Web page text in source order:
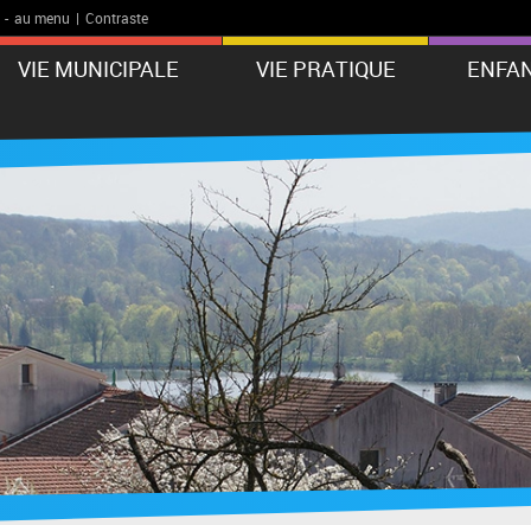
- au menu | Contraste
VIE MUNICIPALE VIE PRATIQUE